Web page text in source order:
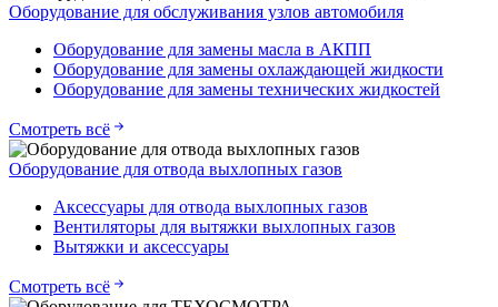
Оборудование для обслуживания узлов автомобиля
Оборудование для замены масла в АКПП
Оборудование для замены охлаждающей жидкости
Оборудование для замены технических жидкостей
Смотреть всё
Оборудование для отвода выхлопных газов
Аксессуары для отвода выхлопных газов
Вентиляторы для вытяжки выхлопных газов
Вытяжки и аксессуары
Смотреть всё